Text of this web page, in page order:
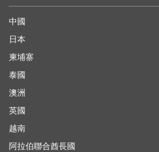
中國
日本
柬埔寨
泰國
澳洲
英國
越南
阿拉伯聯合酋長國